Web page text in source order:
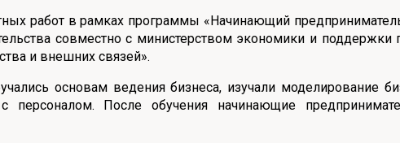
Оценка недвижимости
работ в рамках программы «Начинающий
совместно с министерством экономики и поддержки
и внешних связей».
основам ведения бизнеса, изучали моделирование
персоналом. После обучения начинающие